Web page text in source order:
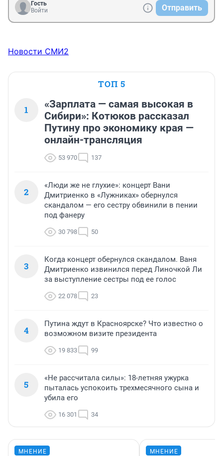
Гость
Войти
Отправить
Новости СМИ2
ТОП 5
1
«Зарплата — самая высокая в
Сибири»: Котюков рассказал
Путину про экономику края —
онлайн-трансляция
53 970 137
2
«Люди же не глухие»: концерт Вани
Дмитриенко в «Лужниках» обернулся
скандалом — его сестру обвинили в пении
под фанеру
30 798 50
3
Когда концерт обернулся скандалом. Ваня
Дмитриенко извинился перед Линочкой Ли
за выступление сестры под ее голос
22 078 23
4
Путина ждут в Красноярске? Что известно о
возможном визите президента
19 833 99
5
«Не рассчитала силы»: 18-летняя ужурка
пыталась успокоить трехмесячного сына и
убила его
16 301 34
МНЕНИЕ МНЕНИЕ